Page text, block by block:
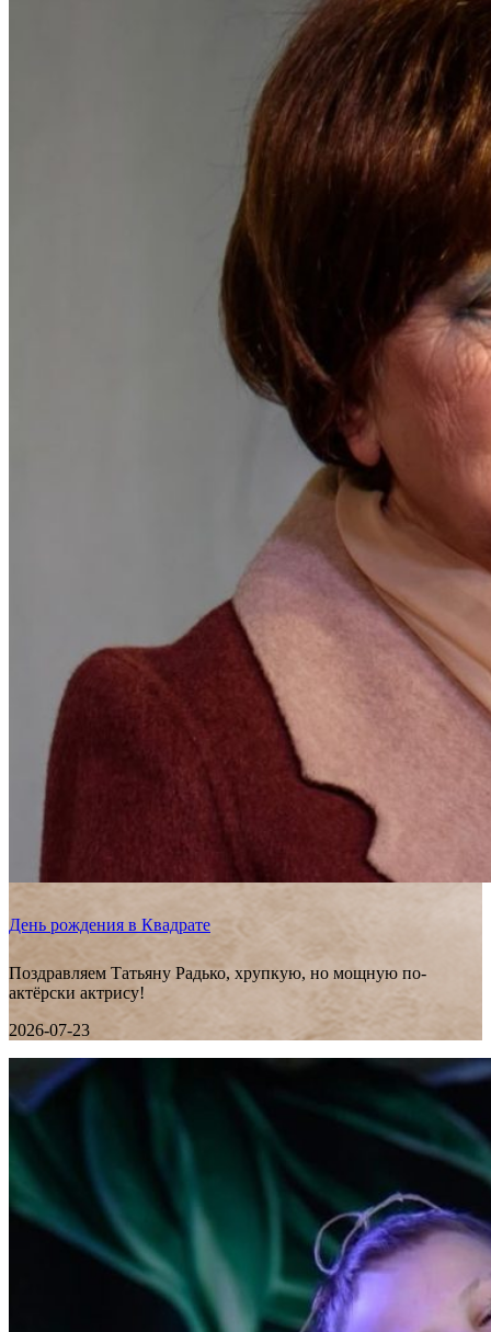
День рождения в Квадрате
Поздравляем Татьяну Радько, хрупкую, но мощную по-
актёрски актрису!
2026-07-23